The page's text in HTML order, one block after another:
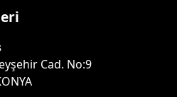
Cad. No:9